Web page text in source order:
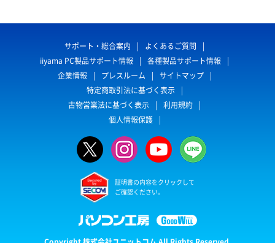
サポート・総合案内
よくあるご質問
iiyama PC製品サポート情報
各種製品サポート情報
企業情報
プレスルーム
サイトマップ
特定商取引法に基づく表示
古物営業法に基づく表示
利用規約
個人情報保護
証明書の内容をクリックして
ご確認ください。